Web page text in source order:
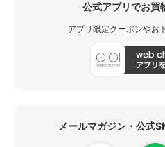
公式アプリでお買
アプリ限定クーポンやお
メールマガジン・公式